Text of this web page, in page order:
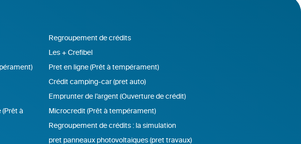
à
Regroupement de crédits
Les + Crefibel
Pret en ligne (Prêt à tempérament)
Crédit camping-car (pret auto)
Emprunter de l’argent (Ouverture de crédit)
Microcredit (Prêt à tempérament)
Regroupement de crédits : la simulation
pret panneaux photovoltaiques (pret travaux)